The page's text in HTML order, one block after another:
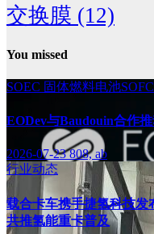
交换膜 (12)
You missed
SOEC 固体燃料电池SOFC
EODev与Baudouin合作
2026-07-23808, ab
行业动态
载合卡车携手捷氢科技发
共推氢能重卡普及